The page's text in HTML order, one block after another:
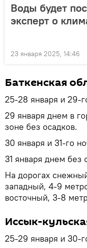
Воды будет
эксперт о
23 января 2025, 14:46
Баткенская
25-28 января и 29-
29 января днем в
зоне без осадков.
30 января и 31-го
31 января днем без
На дорогах
западный, 4-9
восточный, 3-8
Иссык-
25-29 января и 30-